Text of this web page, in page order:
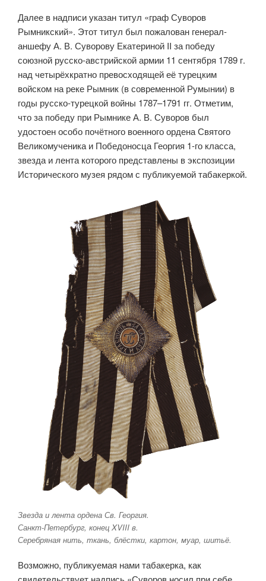
Далее в надписи указан титул «граф Суворов
Рымникский». Этот титул был пожалован генерал-
аншефу А. В. Суворову Екатериной II за победу
союзной русско-австрийской армии 11 сентября 1789 г.
над четырёхкратно превосходящей её турецким
войском на реке Рымник (в современной Румынии) в
годы русско-турецкой войны 1787–1791 гг. Отметим,
что за победу при Рымнике А. В. Суворов был
удостоен особо почётного военного ордена Святого
Великомученика и Победоносца Георгия 1-го класса,
звезда и лента которого представлены в экспозиции
Исторического музея рядом с публикуемой табакеркой.
Звезда и лента ордена Св. Георгия.
Санкт-Петербург, конец XVIII в.
Серебряная нить, ткань, блёстки, картон, муар, шитьё.
Возможно, публикуемая нами табакерка, как